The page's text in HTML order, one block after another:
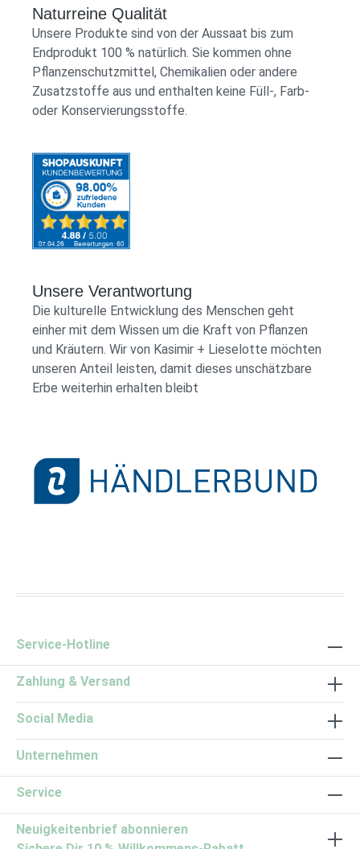
Griechischer Bergtee*• Ringelblume
(Calendula)*• Apfelminze* *aus kontrolliert
biologisch-dynamischem Anbau Unser
Produkt enthält keine Füll-, Farb- oder
Konservierungsstoffe. 100 % natürlich und
vegan, ohne Zuckerzusatz. Demeter
Demeter zertifizierten Eigenanbau. Bio
Zertifizierung FR-BIO-01 EU-Landwirtschaft
Verzehrempfehlung Eine Handvoll pro Tasse
(200 ml) mit kochendem Wasser übergießen
und den Tee max. 8-10 Minuten ziehen lassen.
Lagerung Gut verschlossen, kühl, trocken und
angebaut in Frankreich. Hersteller Die Sanfte
Gärtnerin Inhalt 35 g ℮
Naturreine Qualität
Unsere Produkte sind von der Aussaat bis zum
Endprodukt 100 % natürlich. Sie kommen ohne
Pflanzenschutzmittel, Chemikalien oder andere
Zusatzstoffe aus und enthalten keine Füll-, Farb-
oder Konservierungsstoffe.
Unsere Verantwortung
Die kulturelle Entwicklung des Menschen geht
einher mit dem Wissen um die Kraft von Pflanzen
und Kräutern. Wir von Kasimir + Lieselotte möchten
unseren Anteil leisten, damit dieses unschätzbare
Erbe weiterhin erhalten bleibt
Service-Hotline
Zahlung & Versand
Social Media
Unternehmen
Service
Neuigkeitenbrief abonnieren